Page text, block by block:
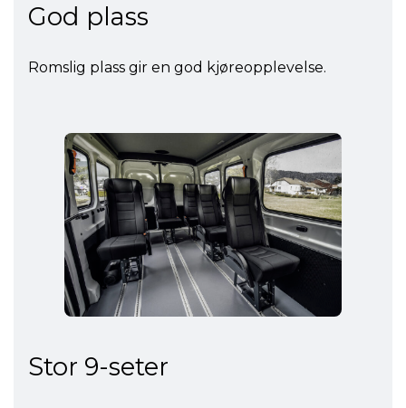
God plass
Romslig plass gir en god kjøreopplevelse.
Stor 9-seter